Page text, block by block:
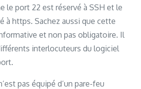
le port 22 est réservé à SSH et le
à https. Sachez aussi que cette
et non pas obligatoire. Il
interlocuteurs du logiciel
pas équipé d’un pare-feu